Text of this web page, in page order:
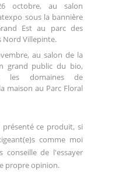
octobre, au salon
sous la bannière
Est au parc des
Nord Villepinte.
au salon de la
grand public du bio,
les domaines de
maison au Parc Floral
ce produit, si
comme moi
de l'essayer
propre opinion.